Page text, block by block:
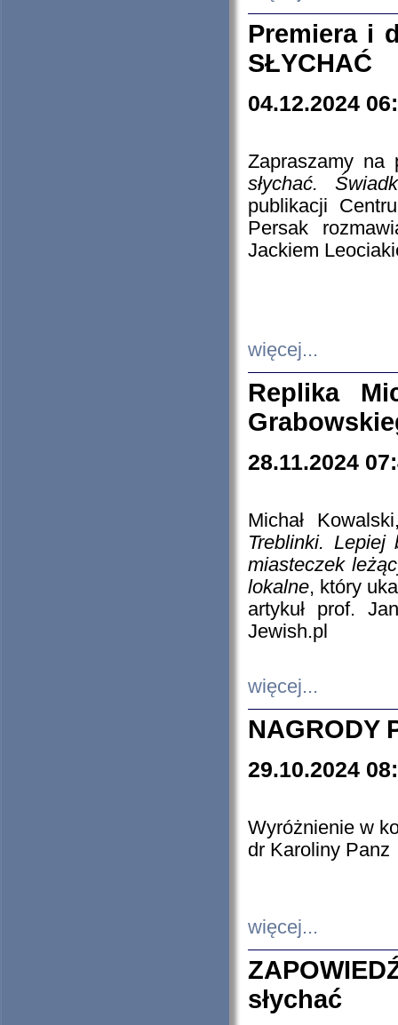
Premiera i
SŁYCHAĆ
04.12.2024
Zapraszamy
słychać.
publikacji
Persak
Jackiem
więcej...
Replika
28.11.2024
Michał
Treblinki. Lepiej
miasteczek
lokalne, który
artykuł prof.
Jewish.pl
więcej...
NAGRODY
29.10.2024
Wyróżnienie w
dr Karoliny Panz
więcej...
słychać